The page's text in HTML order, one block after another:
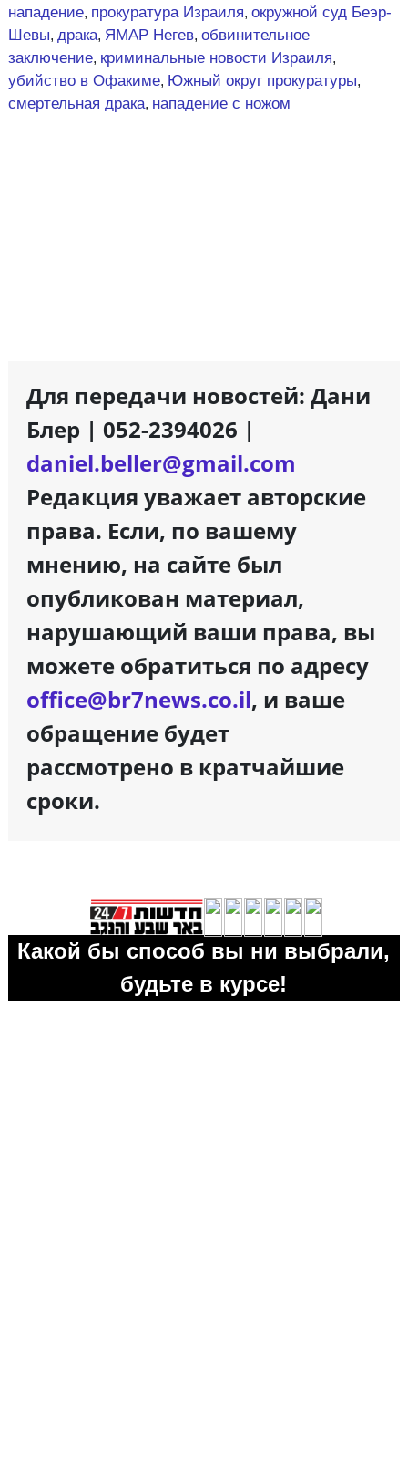
нападение, прокуратура Израиля, окружной суд Беэр-
Шевы, драка, ЯМАР Негев, обвинительное
заключение, криминальные новости Израиля,
убийство в Офакиме, Южный округ прокуратуры,
смертельная драка, нападение с ножом
Для передачи новостей: Дани
Блер | 052-2394026 |
daniel.beller@gmail.com
Редакция уважает авторские
права. Если, по вашему
мнению, на сайте был
опубликован материал,
нарушающий ваши права, вы
можете обратиться по адресу
office@br7news.co.il, и ваше
обращение будет
рассмотрено в кратчайшие
сроки.
Какой бы способ вы ни выбрали,
будьте в курсе!